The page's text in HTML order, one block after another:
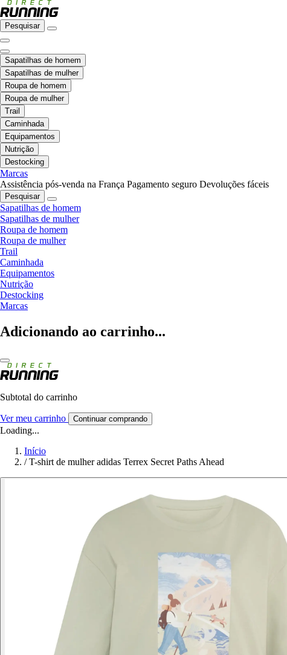
Pesquisar
Sapatilhas de homem
Sapatilhas de mulher
Roupa de homem
Roupa de mulher
Trail
Caminhada
Equipamentos
Nutrição
Destocking
Marcas
Assistência pós-venda na França Pagamento seguro Devoluções fáceis
Pesquisar
Sapatilhas de homem
Sapatilhas de mulher
Roupa de homem
Roupa de mulher
Trail
Caminhada
Equipamentos
Nutrição
Destocking
Marcas
Adicionando ao carrinho...
Subtotal do carrinho
Ver meu carrinho Continuar comprando
Loading...
Início
/ T-shirt de mulher adidas Terrex Secret Paths Ahead